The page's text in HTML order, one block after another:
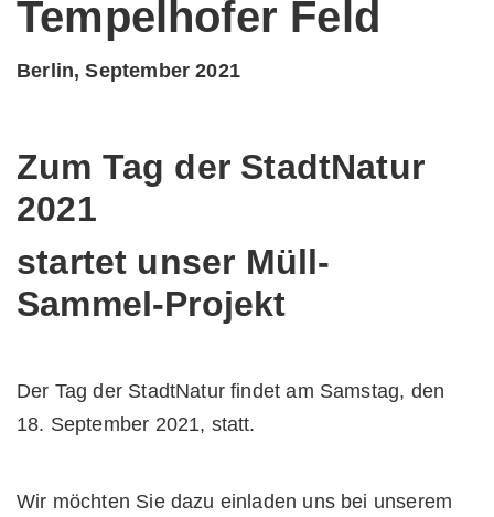
Tempelhofer Feld
Berlin, September 2021
Zum Tag der StadtNatur
2021
startet unser Müll-
Sammel-Projekt
Der Tag der StadtNatur findet am Samstag, den
18. September 2021, statt.
Wir möchten Sie dazu einladen uns bei unserem